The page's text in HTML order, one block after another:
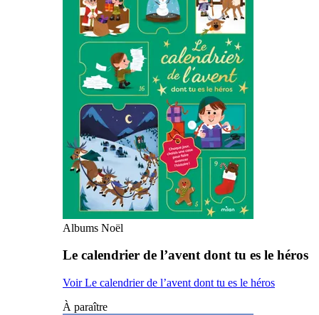
Albums Noël
Le calendrier de l’avent dont tu es le héros
Voir Le calendrier de l’avent dont tu es le héros
À paraître